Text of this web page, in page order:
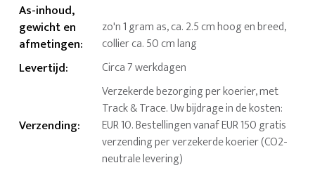
As-inhoud,
gewicht en
afmetingen:
zo'n 1 gram as, ca. 2.5 cm hoog en breed,
collier ca. 50 cm lang
Levertijd: Circa 7 werkdagen
Verzending:
Verzekerde bezorging per koerier, met
Track & Trace. Uw bijdrage in de kosten:
EUR 10. Bestellingen vanaf EUR 150 gratis
verzending per verzekerde koerier (CO2-
neutrale levering)